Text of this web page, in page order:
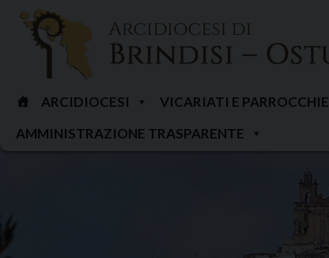
Skip
content
ARCIDIOCESI VICARIATI E PARROCCHIE
AMMINISTRAZIONE TRASPARENTE